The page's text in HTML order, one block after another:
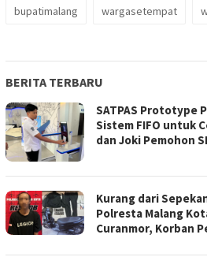
bupatimalang
wargasetempat
BERITA TERBARU
SATPAS Prototype
Sistem FIFO untuk
dan Joki Pemohon
Kurang dari
Polresta Malang
Curanmor, Korban